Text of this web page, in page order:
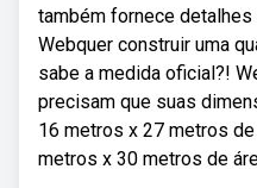
também fornece
Webquer construir uma
sabe a medida oficial?!
precisam que suas
16 metros x 27 metros
metros x 30 metros de